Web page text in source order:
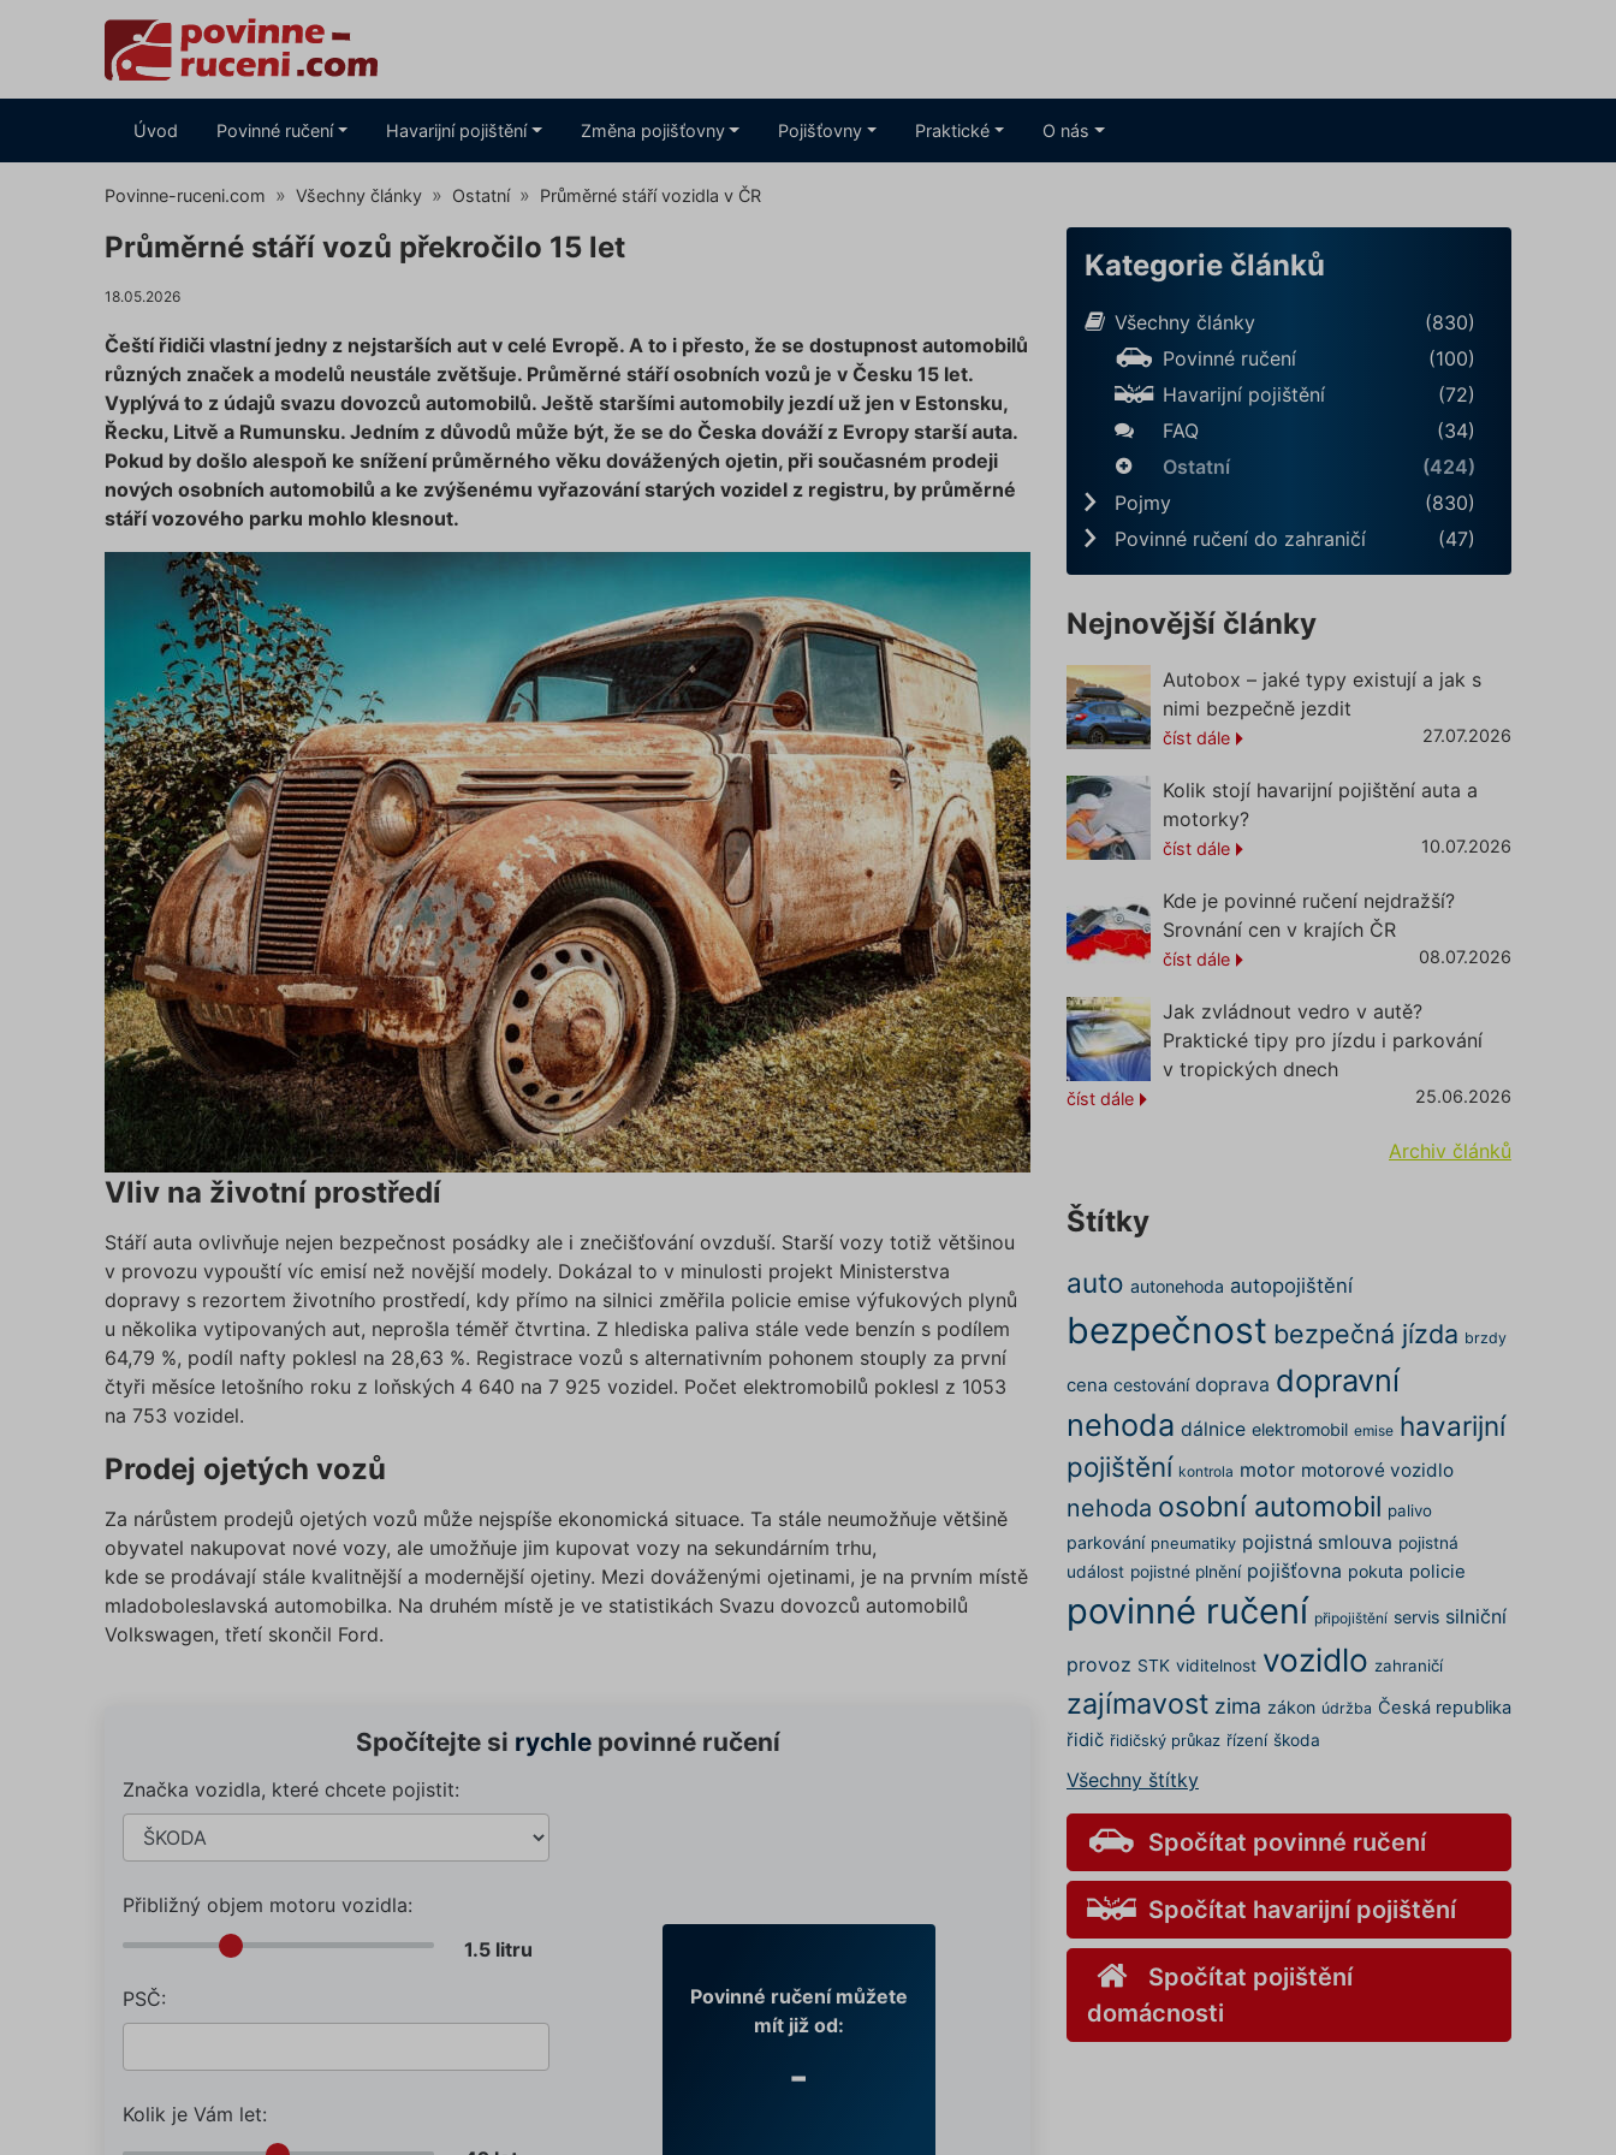
Úvod Povinné ručení Havarijní pojištění Změna pojišťovny Pojišťovny Praktické O nás
Povinne-ruceni.com Všechny články Ostatní Průměrné stáří vozidla v ČR
Průměrné stáří vozů překročilo 15 let
18.05.2026
Čeští řidiči vlastní jedny z nejstarších aut v celé Evropě. A to i přesto, že se dostupnost automobilů
různých značek a modelů neustále zvětšuje. Průměrné stáří osobních vozů je v Česku 15 let.
Vyplývá to z údajů svazu dovozců automobilů. Ještě staršími automobily jezdí už jen v Estonsku,
Řecku, Litvě a Rumunsku. Jedním z důvodů může být, že se do Česka dováží z Evropy starší auta.
Pokud by došlo alespoň ke snížení průměrného věku dovážených ojetin, při současném prodeji
nových osobních automobilů a ke zvýšenému vyřazování starých vozidel z registru, by průměrné
stáří vozového parku mohlo klesnout.
Vliv na životní prostředí
Stáří auta ovlivňuje nejen bezpečnost posádky ale i znečišťování ovzduší. Starší vozy totiž většinou
v provozu vypouští víc emisí než novější modely. Dokázal to v minulosti projekt Ministerstva
dopravy s rezortem životního prostředí, kdy přímo na silnici změřila policie emise výfukových plynů
u několika vytipovaných aut, neprošla téměř čtvrtina. Z hlediska paliva stále vede benzín s podílem
64,79 %, podíl nafty poklesl na 28,63 %. Registrace vozů s alternativním pohonem stouply za první
čtyři měsíce letošního roku z loňských 4 640 na 7 925 vozidel. Počet elektromobilů poklesl z 1053
na 753 vozidel.
Prodej ojetých vozů
Za nárůstem prodejů ojetých vozů může nejspíše ekonomická situace. Ta stále neumožňuje většině
obyvatel nakupovat nové vozy, ale umožňuje jim kupovat vozy na sekundárním trhu,
kde se prodávají stále kvalitnější a modernější ojetiny. Mezi dováženými ojetinami, je na prvním místě
mladoboleslavská automobilka. Na druhém místě je ve statistikách Svazu dovozců automobilů
Volkswagen, třetí skončil Ford.
Spočítejte si rychlepovinné ručení
Značka vozidla, které chcete pojistit:
Přibližný objem motoru vozidla:
PSČ:
Kolik je Vám let:
Povinné ručení můžete
mít již od:
-
Kategorie článků
Všechny články
(830)
Povinné ručení
(100)
Havarijní pojištění
(72)
FAQ
(34)
Ostatní
(424)
Pojmy
(830)
Povinné ručení do zahraničí
(47)
Nejnovější články
Autobox – jaké typy existují a jak s
nimi bezpečně jezdit
číst dále 27.07.2026
Kolik stojí havarijní pojištění auta a
motorky?
číst dále 10.07.2026
Kde je povinné ručení nejdražší?
Srovnání cen v krajích ČR
číst dále 08.07.2026
Jak zvládnout vedro v autě?
Praktické tipy pro jízdu i parkování
v tropických dnech
číst dále 25.06.2026
Archiv článků
Štítky
auto autonehoda autopojištění
bezpečnost bezpečná jízda brzdy
cena cestování doprava dopravní
nehoda dálnice elektromobil emise havarijní
pojištění kontrola motor motorové vozidlo
nehoda osobní automobil palivo
parkování pneumatiky pojistná smlouva pojistná
událost pojistné plnění pojišťovna pokuta policie
povinné ručení připojištění servis silniční
provoz STK viditelnost vozidlo zahraničí
zajímavost zima zákon údržba Česká republika
řidič řidičský průkaz řízení škoda
Všechny štítky
Spočítat povinné ručení
Spočítat havarijní pojištění
Spočítat pojištění
domácnosti